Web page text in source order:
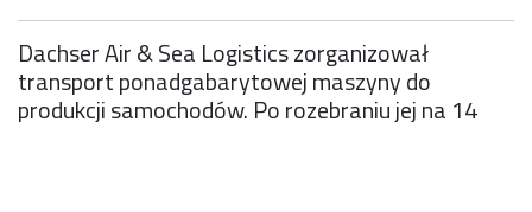
Dachser Air & Sea Logistics zorganizował
transport ponadgabarytowej maszyny do
produkcji samochodów. Po rozebraniu jej na 14